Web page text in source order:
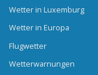
Wetter in Luxemburg
Wetter in Europa
Flugwetter
Wetterwarnungen